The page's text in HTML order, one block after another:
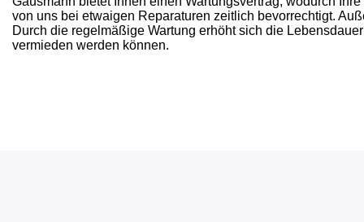
von uns bei etwaigen Reparaturen zeitlich bevorrechtigt.
Durch die regelmäßige Wartung erhöht sich die
vermieden werden können.